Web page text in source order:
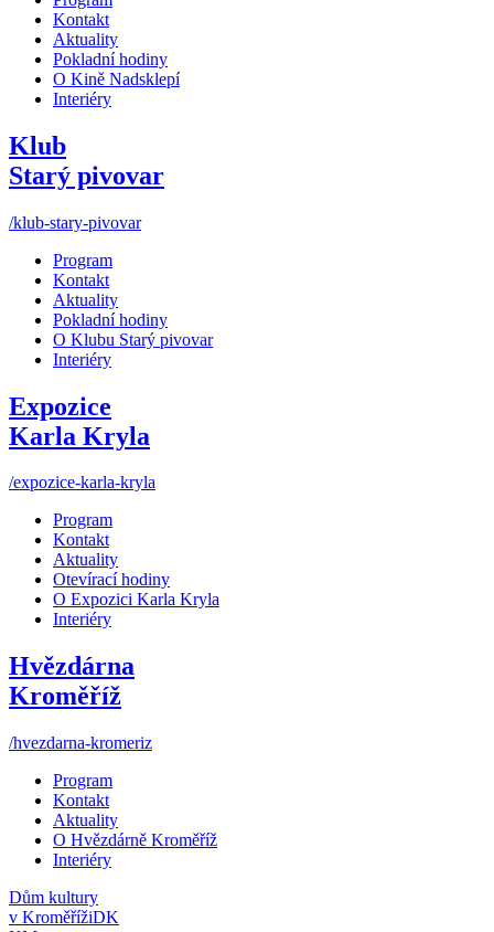
Kontakt
Aktuality
Pokladní hodiny
O Kině Nadsklepí
Interiéry
Klub
Starý pivovar
/klub-stary-pivovar
Program
Kontakt
Aktuality
Pokladní hodiny
O Klubu Starý pivovar
Interiéry
Expozice
Karla Kryla
/expozice-karla-kryla
Program
Kontakt
Aktuality
Otevírací hodiny
O Expozici Karla Kryla
Interiéry
Hvězdárna
Kroměříž
/hvezdarna-kromeriz
Program
Kontakt
Aktuality
O Hvězdárně Kroměříž
Interiéry
Dům kultury
v KroměřížiDK